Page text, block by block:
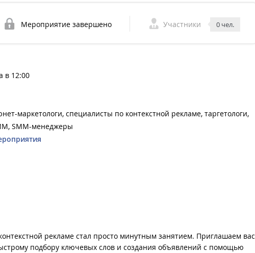
Мероприятие завершено Участники 0 чел.
в 12:00
маркетологи, специалисты по контекстной рекламе, таргетологи,
SMM-менеджеры
рекламе стал просто минутным занятием. Приглашаем вас
подбору ключевых слов и создания объявлений с помощью